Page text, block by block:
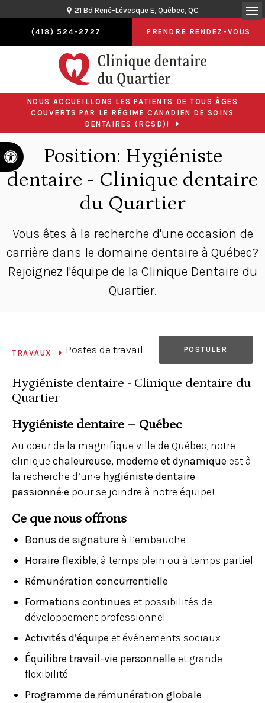
Version accessible
21 Bd René-Lévesque E Québec QC
(418) 524-2727 PRENDRE RENDEZ-VOUS
NOUS ACCUEILLONS LES PATIENTS DE TOUS ÂGES
COUVERTS PAR LE RÉGIME CANADIEN DE SOINS
DENTAIRES (RCSD)!
Position: Hygiéniste
dentaire - Clinique dentaire
du Quartier
Vous êtes à la recherche d'une occasion de
carrière dans le domaine dentaire à Québec?
Rejoignez l'équipe de la Clinique Dentaire du
Quartier.
TRAVAUX Postes de travail POSTULER
Hygiéniste dentaire - Clinique dentaire du
Quartier
Hygiéniste dentaire – Québec
Au cœur de la magnifique ville de Québec, notre
clinique chaleureuse, moderne et dynamique est à
la recherche d’un·e hygiéniste dentaire
passionné·e pour se joindre à notre équipe!
Ce que nous offrons
Bonus de signature à l’embauche
Horaire flexible, à temps plein ou à temps partiel
Rémunération concurrentielle
Formations continues et possibilités de
développement professionnel
Activités d’équipe et événements sociaux
Équilibre travail-vie personnelle et grande
flexibilité
Programme de rémunération globale